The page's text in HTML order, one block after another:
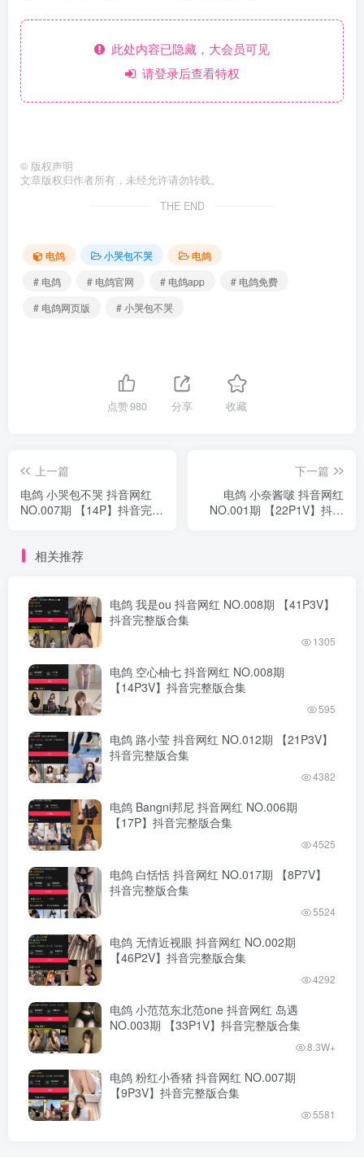
此处内容已隐藏，大会员可见
请登录后查看特权
© 版权声明
文章版权归作者所有，未经允许请勿转载。
THE END
电鸽 小哭包不哭
电鸽
# 电鸽
# 电鸽官网 # 电鸽app
# 电鸽免费
# 电鸽网页版
# 小哭包不哭
点赞980 分享 收藏
上一篇
电鸽 小哭包不哭 抖音网红
NO.007期 【14P】抖音完整
下一篇
电鸽 小奈酱啵 抖音网红
NO.001期 【22P1V】抖音
相关推荐
电鸽 我是ou 抖音网红 NO.008期 【41P3V】
抖音完整版合集
1305
电鸽 空心柚七 抖音网红 NO.008期
【14P3V】抖音完整版合集
595
电鸽 路小莹 抖音网红 NO.012期 【21P3V】
抖音完整版合集
4382
电鸽 Bangni邦尼 抖音网红 NO.006期
【17P】抖音完整版合集
4525
电鸽 白恬恬 抖音网红 NO.017期 【8P7V】
抖音完整版合集
5524
电鸽 无情近视眼 抖音网红 NO.002期
【46P2V】抖音完整版合集
4292
电鸽 小范范东北范one 抖音网红 岛遇
NO.003期 【33P1V】抖音完整版合集
8.3W+
电鸽 粉红小香猪 抖音网红 NO.007期
【9P3V】抖音完整版合集
5581